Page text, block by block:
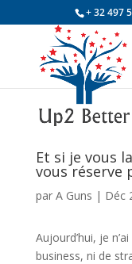
+ 32 497
Et si je vous
vous réserve
par A Guns | Déc
Aujourd’hui, je
business, ni de